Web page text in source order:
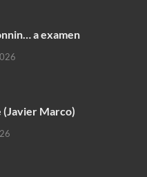
a examen
(Javier Marco)